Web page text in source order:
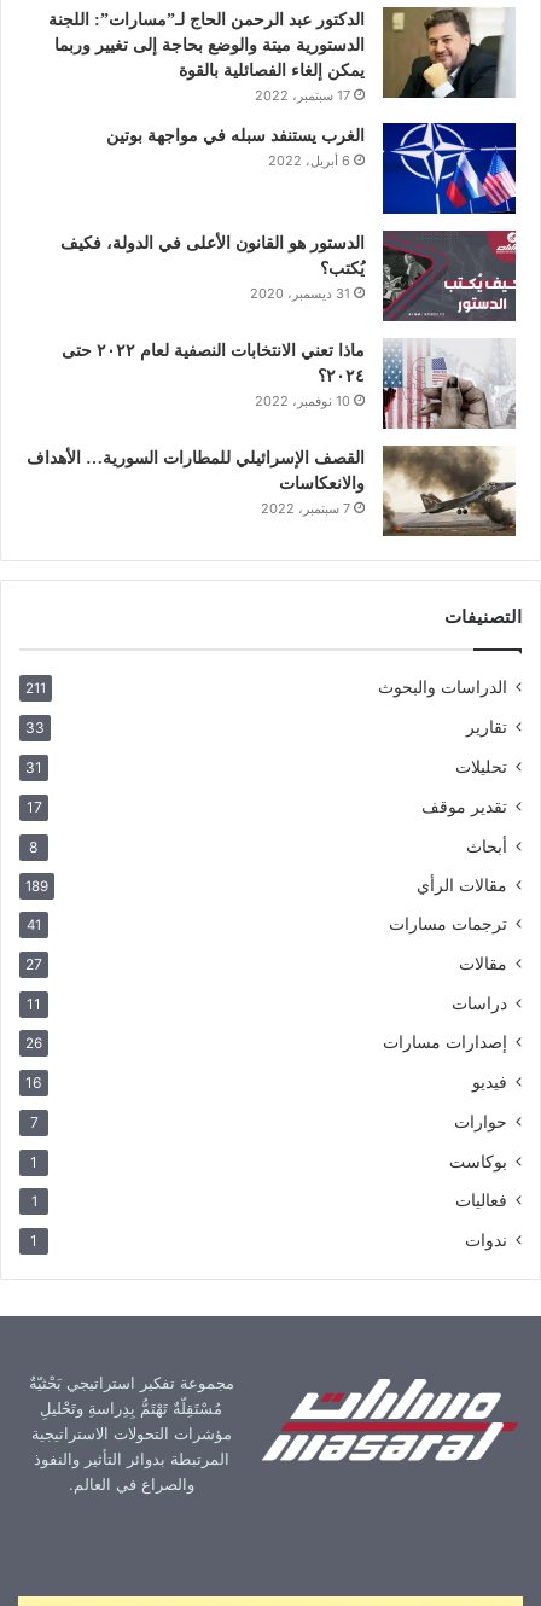
و
ك
ر
د
إ
و
ب
ق
الدكتور عبد الرحمن الحاج لـ”مسارات”: اللجنة
الدستورية ميتة والوضع بحاجة إلى تغيير وربما
يمكن إلغاء الفصائلية بالقوة
17 سبتمبر، 2022
الغرب يستنفد سبله في مواجهة بوتين
6 أبريل، 2022
الدستور هو القانون الأعلى في الدولة، فكيف
يُكتب؟
31 ديسمبر، 2020
ماذا تعني الانتخابات النصفية لعام ٢٠٢٢ حتى
٢٠٢٤؟
10 نوفمبر، 2022
القصف الإسرائيلي للمطارات السورية… الأهداف
والانعكاسات
7 سبتمبر، 2022
التصنيفات
الدراسات والبحوث 211
تقارير 33
تحليلات 31
تقدير موقف 17
أبحاث 8
مقالات الرأي 189
ترجمات مسارات 41
مقالات 27
دراسات 11
إصدارات مسارات 26
فيديو 16
حوارات 7
بوكاست 1
فعاليات 1
ندوات 1
مجموعة تفكير استراتيجي بَحْثيّةٌ
مُسْتَقِلّةٌ تَهْتَمُّ بِدِراسةِ وتَحْليلِ
مؤشرات التحولات الاستراتيجية
المرتبطة بدوائر التأثير والنفوذ
والصراع في العالم.